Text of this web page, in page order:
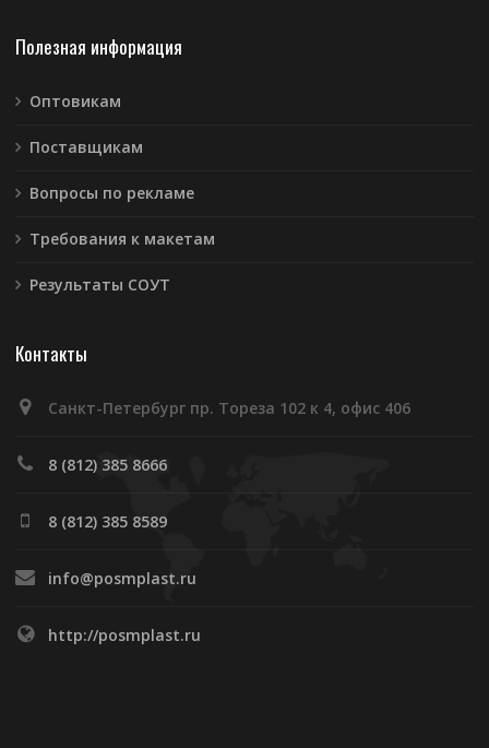
Полезная информация
Оптовикам
Поставщикам
Вопросы по рекламе
Требования к макетам
Результаты СОУТ
Контакты
Санкт-Петербург пр. Тореза 102 к 4, офис 406
8 (812) 385 8666
8 (812) 385 8589
info@posmplast.ru
http://posmplast.ru